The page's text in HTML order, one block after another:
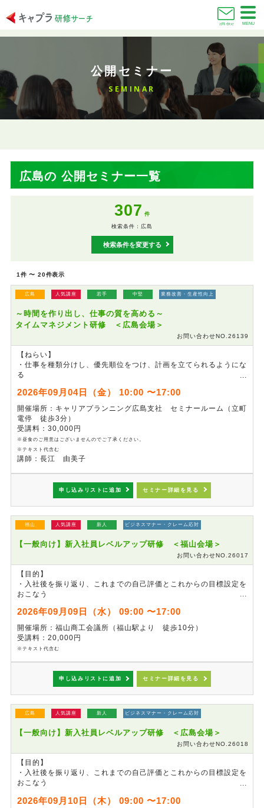
お問い合わせ MENU
公開セミナー
SEMINAR
広島の 公開セミナー一覧
307 件
検索条件：広島
検索条件を変更する
1件 〜 20件表示
広島 人気講座 若手 中堅 業務改善・生産性向上
～時間を作り出し、仕事の質を高める～
タイムマネジメント研修 ＜広島会場＞
お問い合わせNO.26139
【ねらい】
・仕事を種類分けし、優先順位をつけ、計画を立てられるようにな
る
・人と協力して仕事を進めるためのコミュニケーションスキルを磨
く
2026年09月04日（金） 10:00 〜17:00
開催場所：キャリアプランニング広島支社 セミナールーム（立町
電停 徒歩3分）
受講料：30,000円
※昼食のご用意はございませんのでご了承ください。
※テキスト代含む
講師：長江 由美子
申し込みリストに追加 セミナー詳細を見る
福山 人気講座 新人 ビジネスマナー・クレーム応対
【一般向け】新入社員レベルアップ研修 ＜福山会場＞
お問い合わせNO.26017
【目的】
・入社後を振り返り、これまでの自己評価とこれからの目標設定を
おこなう
※ 4月の新入社員研修を未受講の方も、参加可能です。
※ビジネスマナーを重点的に学びたい方は「基礎からはじめるビジ
ネスマナー研修」も併せてご検討ください。
2026年09月09日（水） 09:00 〜17:00
開催場所：福山商工会議所（福山駅より 徒歩10分）
受講料：20,000円
※テキスト代含む
申し込みリストに追加 セミナー詳細を見る
広島 人気講座 新人 ビジネスマナー・クレーム応対
【一般向け】新入社員レベルアップ研修 ＜広島会場＞
お問い合わせNO.26018
【目的】
・入社後を振り返り、これまでの自己評価とこれからの目標設定を
おこなう
2026年09月10日（木） 09:00 〜17:00